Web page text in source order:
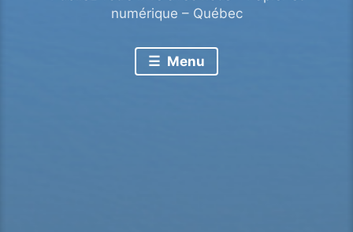
numérique – Québec
Menu